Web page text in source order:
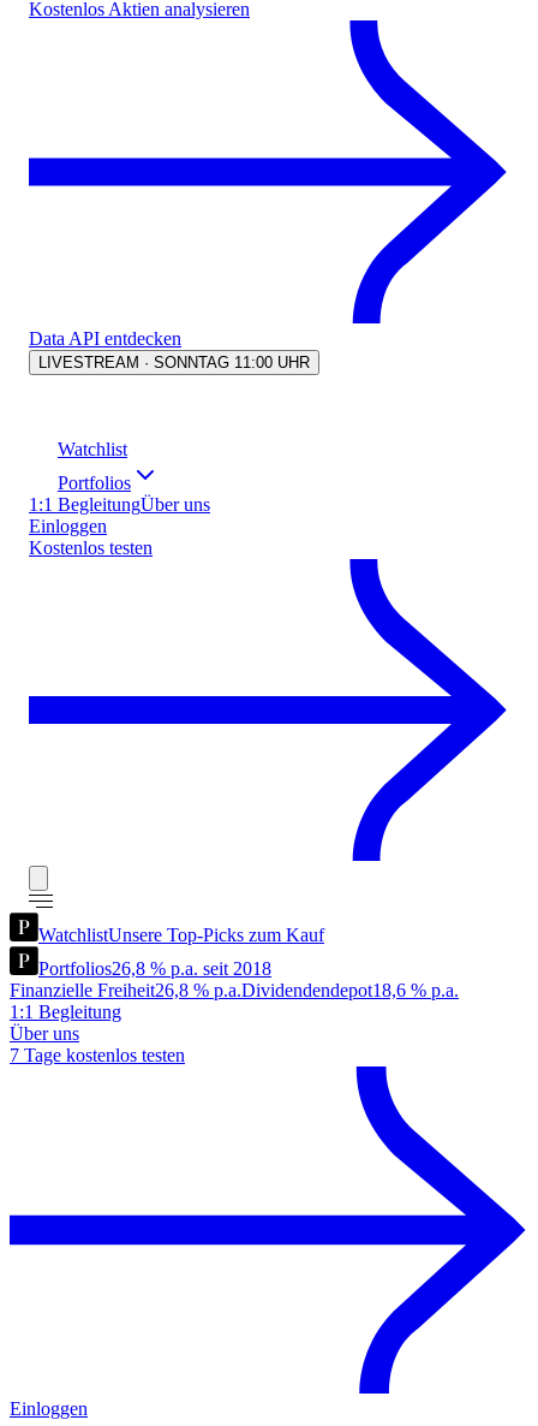
Kostenlos Aktien analysieren
Data API entdecken
LIVESTREAM · SONNTAG 11:00 UHR
Watchlist
Portfolios
1:1 BegleitungÜber uns
Einloggen
Kostenlos testen
WatchlistUnsere Top-Picks zum Kauf
Portfolios26,8 % p.a. seit 2018
Finanzielle Freiheit26,8 % p.a.Dividendendepot18,6 % p.a.
1:1 Begleitung
Über uns
7 Tage kostenlos testen
Einloggen